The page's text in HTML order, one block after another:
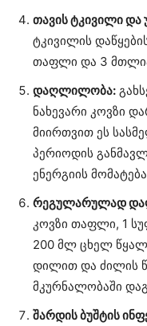
თავის ტკივილი და
ტკივილის
თაფლი და 3
დაღლილობა:
ნახევარი კოვზი
მიირთვით ეს
პერიოდის
ენერგიის
რეგულარულად
კოვზი თაფლი, 1
200 მლ ცხელ
დილით და ძილის
მკურნალობაში
შარდის ბუშტის